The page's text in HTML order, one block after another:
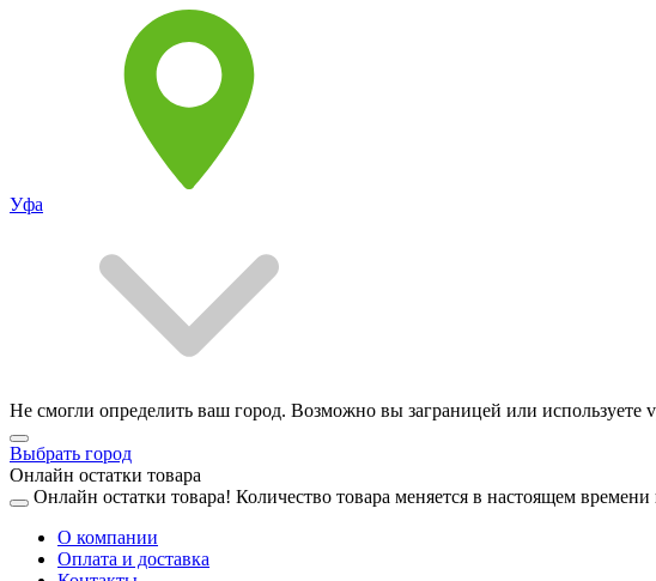
Уфа
Не смогли определить ваш город. Возможно вы заграницей или используете
Выбрать город
Онлайн остатки товара
Онлайн остатки товара! Количество товара меняется в настоящем времени
О компании
Оплата и доставка